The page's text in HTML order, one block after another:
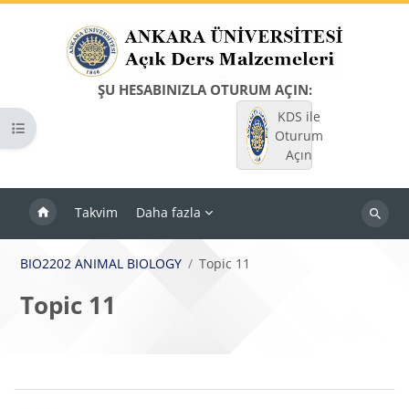
ŞU HESABINIZLA OTURUM AÇIN:
KDS ile
Oturum
Açın
Takvim Daha fazla
Dersleri
Kurs dizinini aç
BIO2202 ANIMAL BIOLOGY Topic 11
Topic 11
Bloklar
Bölüm anahatları